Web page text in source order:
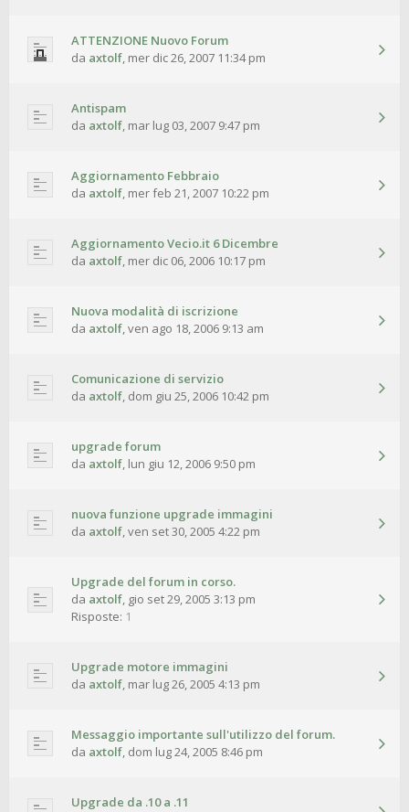
ATTENZIONE Nuovo Forum
da axtolf, mer dic 26, 2007 11:34 pm
Antispam
da axtolf, mar lug 03, 2007 9:47 pm
Aggiornamento Febbraio
da axtolf, mer feb 21, 2007 10:22 pm
Aggiornamento Vecio.it 6 Dicembre
da axtolf, mer dic 06, 2006 10:17 pm
Nuova modalità di iscrizione
da axtolf,ven ago 18, 2006 9:13 am
Comunicazione di servizio
da axtolf, dom giu 25, 2006 10:42 pm
upgrade forum
da axtolf, lun giu 12, 2006 9:50 pm
nuova funzione upgrade immagini
da axtolf,ven set 30, 2005 4:22 pm
Upgrade del forum in corso.
da axtolf, gio set 29, 2005 3:13 pm
Risposte: 1
Upgrade motore immagini
da axtolf, mar lug 26, 2005 4:13 pm
Messaggio importante sull'utilizzo del forum.
da axtolf, dom lug 24, 2005 8:46 pm
Upgrade da .10 a .11